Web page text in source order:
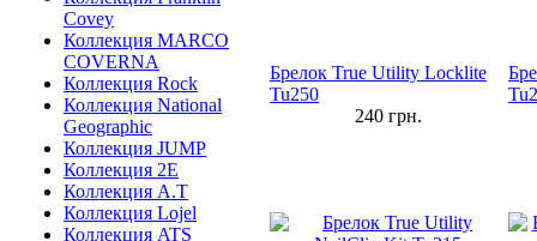
Covey
Коллекция MARCO
COVERNA
Коллекция Rock
Коллекция National
Geographic
Коллекция JUMP
Коллекция 2E
Коллекция A.T
Коллекция Lojel
Коллекция ATS
Брелок True Utility Locklite
Tu250
240грн.